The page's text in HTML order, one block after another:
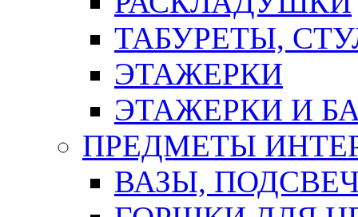
ТАБУРЕТЫ,
ЭТАЖЕРКИ
ЭТАЖЕРКИ И
ПРЕДМЕТЫ
ВАЗЫ,